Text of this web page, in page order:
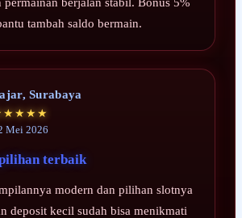
tambah saldo bermain.
Surabaya
Mei 2026
terbaik
modern dan pilihan slotnya
deposit kecil sudah bisa menikmati